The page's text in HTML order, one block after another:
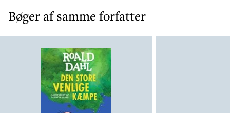
Bøger af samme forfatter